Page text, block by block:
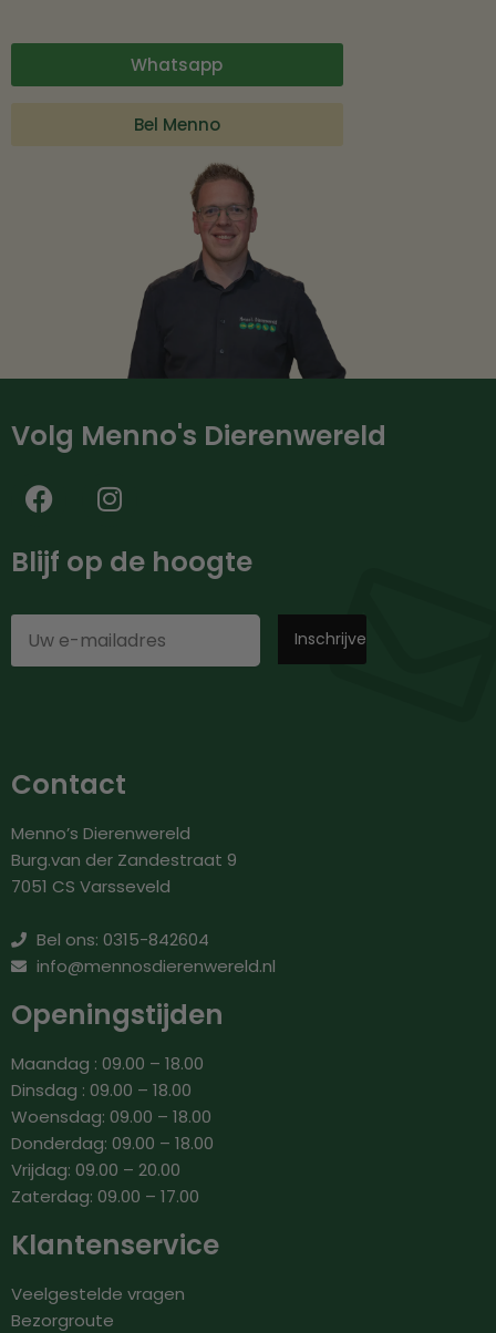
Whatsapp
Bel Menno
Volg Menno's Dierenwereld
Blijf op de hoogte
Contact
Menno’s Dierenwereld
Burg.van der Zandestraat 9
7051 CS Varsseveld
Bel ons: 0315-842604
info@mennosdierenwereld.nl
Openingstijden
Maandag : 09.00 – 18.00
Dinsdag : 09.00 – 18.00
Woensdag: 09.00 – 18.00
Donderdag: 09.00 – 18.00
Vrijdag: 09.00 – 20.00
Zaterdag: 09.00 – 17.00
Klantenservice
Veelgestelde vragen
Bezorgroute